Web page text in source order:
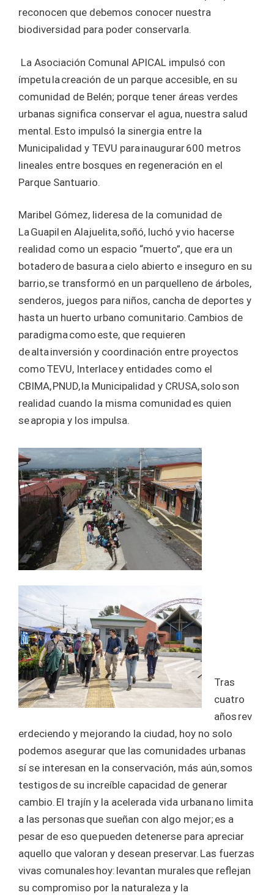
reconocen que debemos conocer nuestra
biodiversidad para poder conservarla.
La Asociación Comunal APICAL impulsó con
ímpetu la creación de un parque accesible, en su
comunidad de Belén; porque tener áreas verdes
urbanas significa conservar el agua, nuestra salud
mental. Esto impulsó la sinergia entre la
Municipalidad y TEVU para inaugurar 600 metros
lineales entre bosques en regeneración en el
Parque Santuario.
Maribel Gómez, lideresa de la comunidad de
La Guapil en Alajuelita, soñó, luchó y vio hacerse
realidad como un espacio “muerto”, que era un
botadero de basura a cielo abierto e inseguro en su
barrio, se transformó en un parquelleno de árboles,
senderos, juegos para niños, cancha de deportes y
hasta un huerto urbano comunitario. Cambios de
paradigma como este, que requieren
de alta inversión y coordinación entre proyectos
como TEVU, Interlace y entidades como el
CBIMA, PNUD, la Municipalidad y CRUSA, solo son
realidad cuando la misma comunidad es quien
se apropia y los impulsa.
Tras
cuatro
años rev
erdeciendo y mejorando la ciudad, hoy no solo
podemos asegurar que las comunidades urbanas
sí se interesan en la conservación, más aún, somos
testigos de su increíble capacidad de generar
cambio. El trajín y la acelerada vida urbana no limita
a las personas que sueñan con algo mejor; es a
pesar de eso que pueden detenerse para apreciar
aquello que valoran y desean preservar. Las fuerzas
vivas comunales hoy: levantan murales que reflejan
su compromiso por la naturaleza y la